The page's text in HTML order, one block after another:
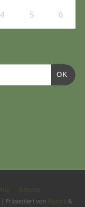
4 5 6
OK
Sitemap
| Präsentiert von Mantra &